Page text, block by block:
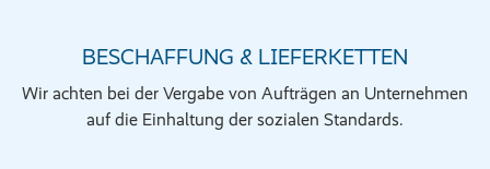
BESCHAFFUNG & LIEFERKETTEN
Wir achten bei der Vergabe von Aufträgen an Unternehmen
auf die Einhaltung der sozialen Standards.